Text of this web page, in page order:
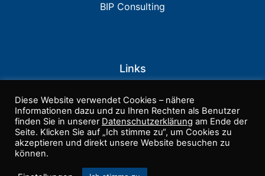
BIP Consulting
Links
PCAOB
COSO
ISACA
Diese Website verwendet Cookies – nähere
Informationen dazu und zu Ihren Rechten als Benutzer
finden Sie in unserer Datenschutzerklärung am Ende der
Seite. Klicken Sie auf „Ich stimme zu“, um Cookies zu
akzeptieren und direkt unsere Website besuchen zu
können.